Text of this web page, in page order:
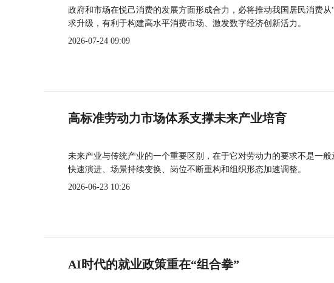
政府和市场在悦己消费的发展方面形成合力，必将推动我国居民消费
求升级，有利于构建高水平消费市场、激发数字经济创新活力。
2026-07-24 09:09
高标准劳动力市场体系支撑未来产业培育
未来产业与传统产业的一个重要区别，在于它对劳动力的要求不是一
快速演进、场景持续变换、岗位不断重构和组织形态加速调整。
2026-06-23 10:26
AI时代的就业政策重在“组合拳”